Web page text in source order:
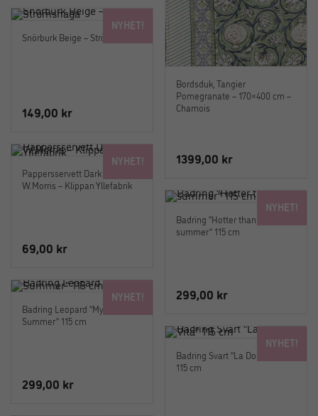
Bordsduk, Tangier
Pomegranate – 170×400 cm –
Chamois
1399,00 kr
NYHET!
Snörburk Beige – Strömshaga
149,00 kr
NYHET!
Pappersservett Dark Denim
W.Morris – Klippan Yllefabrik
69,00 kr
NYHET!
Badring “Hotter than last
summer” 115 cm
299,00 kr
NYHET!
Badring Leopard “My Wild
Summer” 115 cm
299,00 kr
NYHET!
Badring Svart “La Dolce Vita”
115 cm